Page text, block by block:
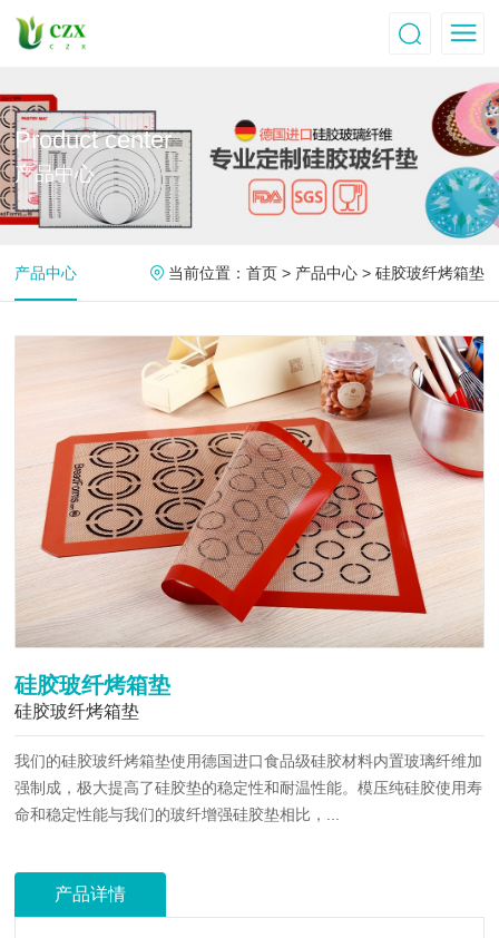
Product center
产品中心
产品中心 当前位置： 首页> 产品中心> 硅胶玻纤烤箱垫
硅胶玻纤烤箱垫
硅胶玻纤烤箱垫
我们的硅胶玻纤烤箱垫使用德国进口食品级硅胶材料内置玻璃纤维加
强制成，极大提高了硅胶垫的稳定性和耐温性能。模压纯硅胶使用寿
命和稳定性能与我们的玻纤增强硅胶垫相比，...
产品详情